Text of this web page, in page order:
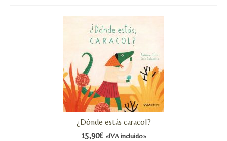
¿QUIÉN SOY?
CREACIONES
¿Dónde estás caracol?
15,90€ «IVA incluido»